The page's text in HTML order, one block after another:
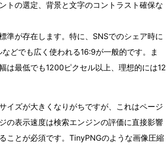
トの選定、背景と文字のコントラスト確保な
準が存在します。特に、SNSでのシェア時に
どでも広く使われる16:9が一般的です。ま
は最低でも1200ピクセル以上、理想的には12
イズが大きくなりがちですが、これはページ
の表示速度は検索エンジンの評価に直接影響
ことが必須です。TinyPNGのような画像圧縮